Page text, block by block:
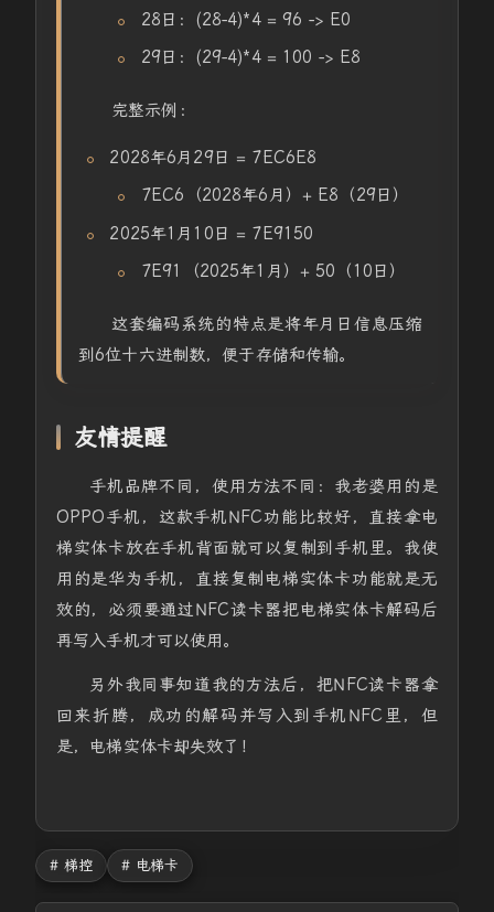
28日：(28-4)*4 = 96 -> E0
29日：(29-4)*4 = 100 -> E8
完整示例：
2028年6月29日 = 7EC6E8
7EC6（2028年6月）+ E8（29日）
2025年1月10日 = 7E9150
7E91（2025年1月）+ 50（10日）
这套编码系统的特点是将年月日信息压缩
到6位十六进制数，便于存储和传输。
友情提醒
手机品牌不同，使用方法不同：我老婆用的是
OPPO手机，这款手机NFC功能比较好，直接拿电
梯实体卡放在手机背面就可以复制到手机里。我使
用的是华为手机，直接复制电梯实体卡功能就是无
效的，必须要通过NFC读卡器把电梯实体卡解码后
再写入手机才可以使用。
另外我同事知道我的方法后，把NFC读卡器拿
回来折腾，成功的解码并写入到手机NFC里，但
是，电梯实体卡却失效了！
# 梯控 # 电梯卡